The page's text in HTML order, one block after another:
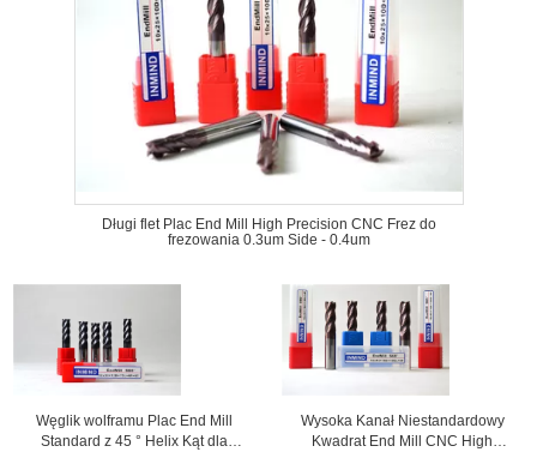
Długi flet Plac End Mill High Precision CNC Frez do
frezowania 0.3um Side - 0.4um
Węglik wolframu Plac End Mill
Standard z 45 ° Helix Kąt dla
Wysoka Kanał Niestandardowy
Kwadrat End Mill CNC High